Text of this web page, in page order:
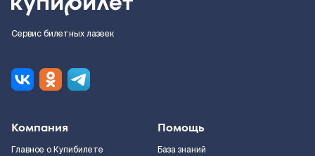
Сервис билетных лазеек
Компания
Главное о Купибилете
Помощь
База знаний